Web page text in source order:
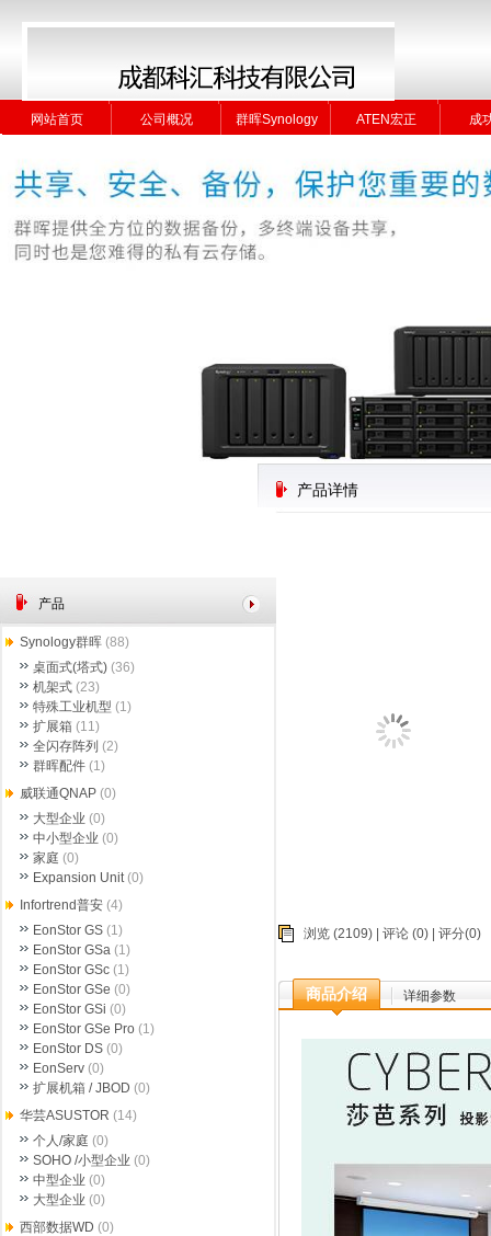
网站首页 公司概况 群晖Synology ATEN宏正 成
网站首页 公司概况 群晖Synology ATEN宏正 成
产品详情
浏览 (2109) | 评论 (0) | 评分(0)
商品介绍 详细参数
产品
Synology群晖 (88)
桌面式(塔式) (36)
机架式 (23)
特殊工业机型 (1)
扩展箱 (11)
全闪存阵列 (2)
群晖配件 (1)
威联通QNAP (0)
大型企业 (0)
中小型企业 (0)
家庭 (0)
Expansion Unit(0)
Infortrend普安 (4)
EonStor GS (1)
EonStor GSa (1)
EonStor GSc (1)
EonStor GSe (0)
EonStor GSi (0)
EonStor GSe Pro (1)
EonStor DS (0)
EonServ (0)
扩展机箱 / JBOD (0)
华芸ASUSTOR (14)
个人/家庭 (0)
SOHO /小型企业 (0)
中型企业 (0)
大型企业 (0)
西部数据WD (0)